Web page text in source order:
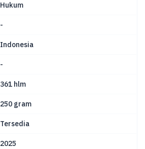
Hukum
-
Indonesia
-
361 hlm
250 gram
Tersedia
2025